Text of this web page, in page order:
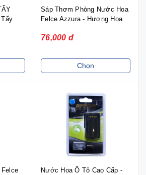
-
Sáp Thơm Phòng Nước Hoa
Felce Azzura - Hương Hoa
76,000 đ
Chọn
Nước Hoa Ô Tô Cao Cấp -